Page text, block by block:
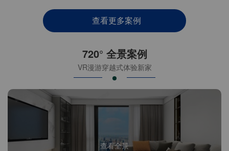
查看更多案例
720° 全景案例
VR漫游穿越式体验新家
查看全景